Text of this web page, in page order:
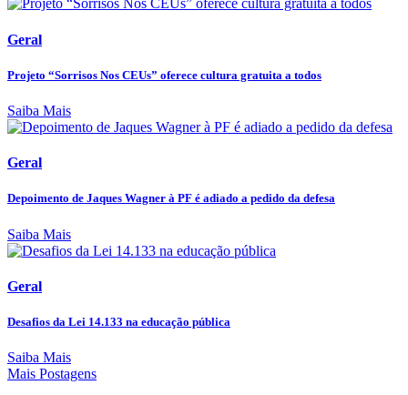
Geral
Projeto “Sorrisos Nos CEUs” oferece cultura gratuita a todos
Saiba Mais
Geral
Depoimento de Jaques Wagner à PF é adiado a pedido da defesa
Saiba Mais
Geral
Desafios da Lei 14.133 na educação pública
Saiba Mais
Mais Postagens